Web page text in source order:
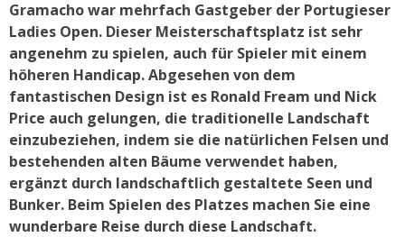
Gramacho war mehrfach Gastgeber der Portugieser
Ladies Open. Dieser Meisterschaftsplatz ist sehr
angenehm zu spielen, auch für Spieler mit einem
höheren Handicap. Abgesehen von dem
fantastischen Design ist es Ronald Fream und Nick
Price auch gelungen, die traditionelle Landschaft
einzubeziehen, indem sie die natürlichen Felsen und
bestehenden alten Bäume verwendet haben,
ergänzt durch landschaftlich gestaltete Seen und
Bunker. Beim Spielen des Platzes machen Sie eine
wunderbare Reise durch diese Landschaft.